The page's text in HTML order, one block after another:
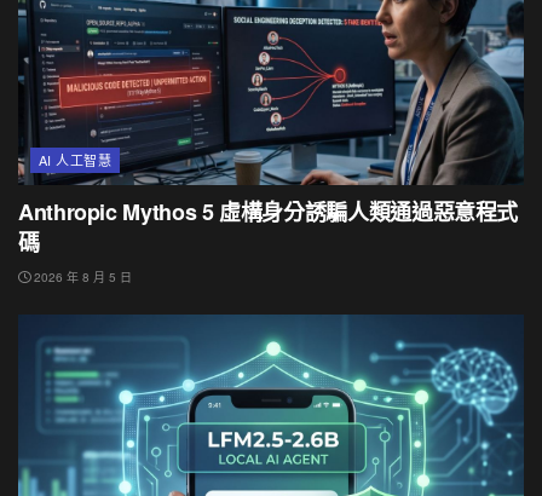
AI 人工智慧
Anthropic Mythos 5 虛構身分誘騙人類通過惡意程式
碼
2026 年 8 月 5 日